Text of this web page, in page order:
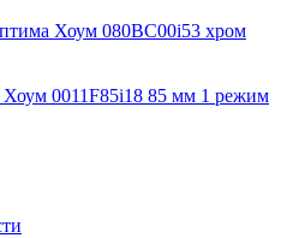
Хоум 080BC00i53 хром
0011F85i18 85 мм 1 режим